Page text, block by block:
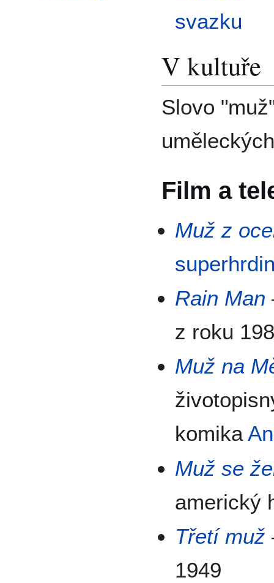
svazku
V kultuře
Slovo
Film a
Muž z
Rain Man
z roku
Muž na
komika
Muž se
americký
Třetí muž
1949